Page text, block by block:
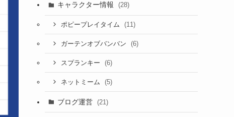
キャラクター情報 (28)
ポピープレイタイム (11)
ガーテンオブバンバン (6)
スプランキー (6)
ネットミーム (5)
ブログ運営 (21)